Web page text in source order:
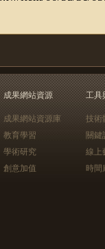
成果網站資源
成果網站資源庫
教育學習
學術研究
創意加值
工具
技術
關鍵
線上
時間